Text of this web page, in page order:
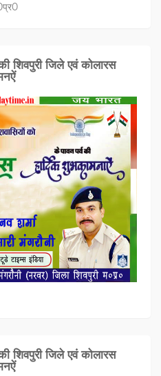
शिवपुरी जिले एवं कोलारस
शिवपुरी जिले एवं कोलारस